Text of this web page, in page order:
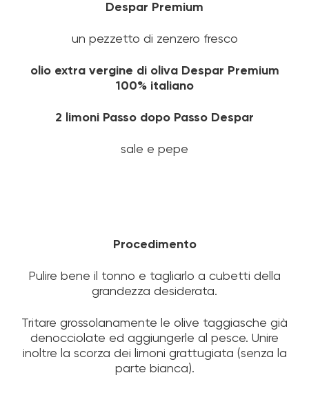
Despar Premium
un pezzetto di zenzero fresco
olio extra vergine di oliva Despar Premium
100% italiano
2 limoni Passo dopo Passo Despar
sale e pepe
Procedimento
Pulire bene il tonno e tagliarlo a cubetti della
grandezza desiderata.
Tritare grossolanamente le olive taggiasche già
denocciolate ed aggiungerle al pesce. Unire
inoltre la scorza dei limoni grattugiata (senza la
parte bianca).